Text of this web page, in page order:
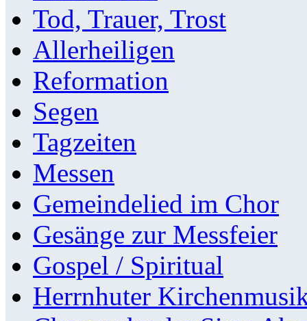
Tod, Trauer, Trost
Allerheiligen
Reformation
Segen
Tagzeiten
Messen
Gemeindelied im Chor
Gesänge zur Messfeier
Gospel / Spiritual
Herrnhuter